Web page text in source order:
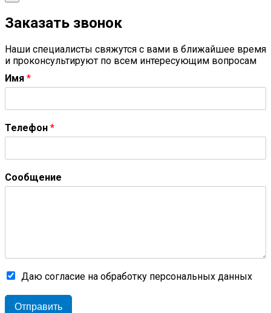
Заказать звонок
Наши специалисты свяжутся с вами в ближайшее время
и проконсультируют по всем интересующим вопросам
Имя *
Телефон *
Сообщение
Даю согласие на обработку персональных данных
Отправить